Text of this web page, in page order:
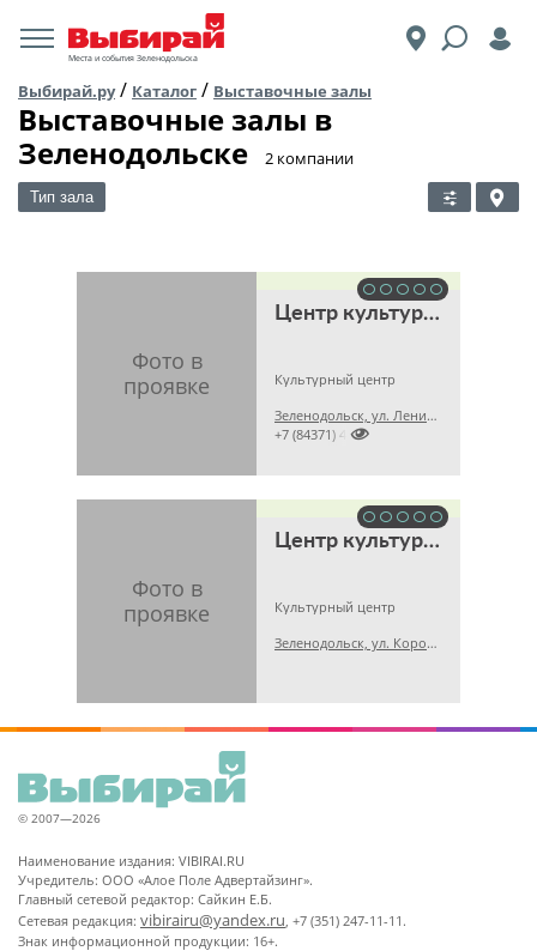
Места и события Зеленодольска
Выбирай.ру/ Каталог / Выставочные залы
Выставочные залы в
Зеленодольске
​2 компании
Тип зала
Центр культуры, искусства и народного творчества им. Горького
Культурный центр
Зеленодольск, ул. Ленина, 46

+7 (84371) 42281
Центр культурного развития
Культурный центр
Зеленодольск, ул. Королёва, 17
© 2007—2026
Наименование издания: VIBIRAI.RU
Учредитель: ООО «Алое Поле Адвертайзинг».
Главный сетевой редактор: Сайкин Е.Б.
Сетевая редакция: vibirairu@yandex.ru, +7 (351) 247-11-11.
Знак информационной продукции: 16+.